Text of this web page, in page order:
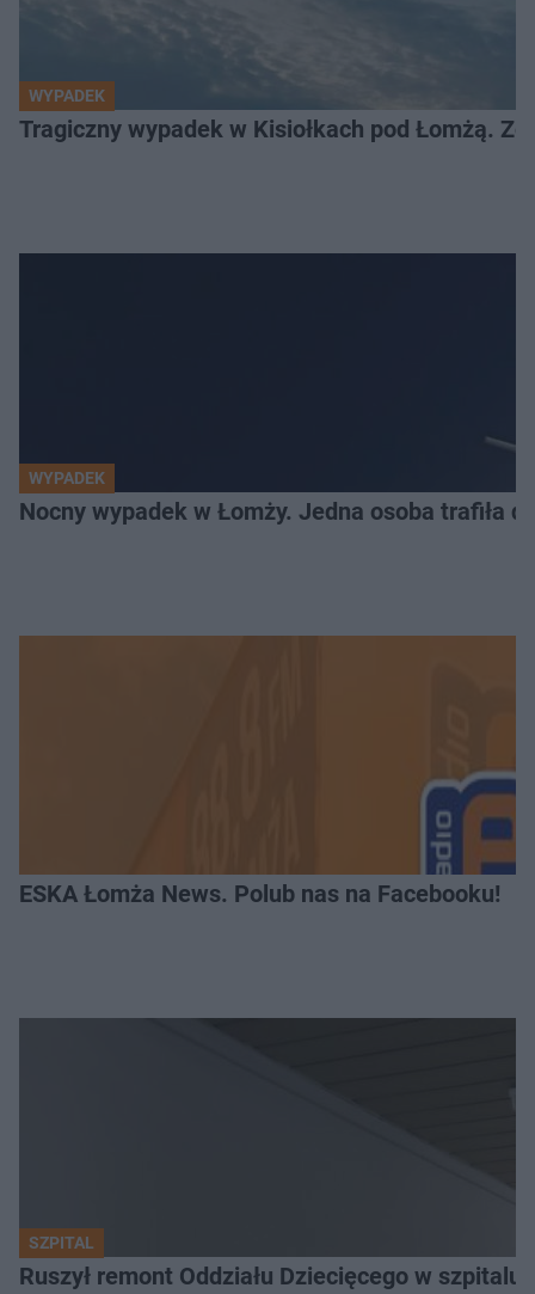
WYPADEK
Tragiczny wypadek w Kisiołkach pod Łomżą.
WYPADEK
Nocny wypadek w Łomży. Jedna osoba trafiła
ESKA Łomża News. Polub nas na Facebooku!
SZPITAL
Ruszył remont Oddziału Dziecięcego w